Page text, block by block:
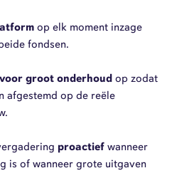
op elk moment inzage
fondsen.
groot onderhoud op zodat
afgestemd op de reële
proactief wanneer
is of wanneer grote uitgaven